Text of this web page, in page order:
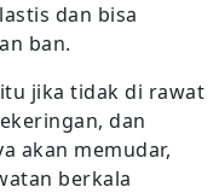
dan bisa
ban.
jika tidak di rawat
dan
akan memudar,
berkala